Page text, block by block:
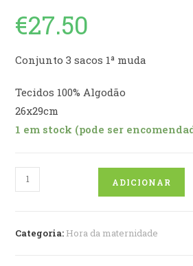
€27.50
Conjunto 3 sacos 1ª muda
Tecidos 100% Algodão
26x29cm
1 em stock (pode ser
Quantidade
de
ADICIONAR
Categoria: Hora da maternidade